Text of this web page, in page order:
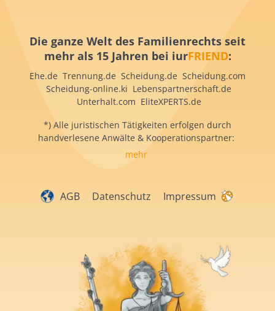
Die ganze Welt des Familienrechts seit
mehr als 15 Jahren bei iurFRIEND:
Ehe.de Trennung.de Scheidung.de Scheidung.com
Scheidung-online.ki Lebenspartnerschaft.de
Unterhalt.com EliteXPERTS.de
*) Alle juristischen Tätigkeiten erfolgen durch
handverlesene Anwälte & Kooperationspartner:
mehr
AGB Datenschutz Impressum